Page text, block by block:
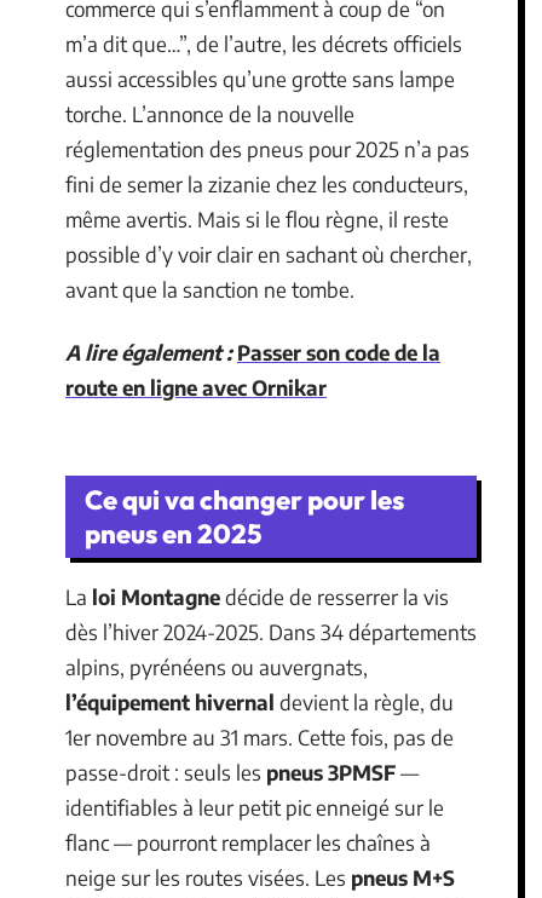
commerce qui s’enflamment à coup de “on
m’a dit que…”, de l’autre, les décrets officiels
aussi accessibles qu’une grotte sans lampe
torche. L’annonce de la nouvelle
réglementation des pneus pour 2025 n’a pas
fini de semer la zizanie chez les conducteurs,
même avertis. Mais si le flou règne, il reste
possible d’y voir clair en sachant où chercher,
avant que la sanction ne tombe.
A lire également : Passer son code de la
route en ligne avec Ornikar
Ce qui va changer pour les
pneus en 2025
La loi Montagnedécide de resserrer la vis
dès l’hiver 2024-2025. Dans 34 départements
alpins, pyrénéens ou auvergnats,
l’équipement hivernal devient la règle, du
1er novembre au 31 mars. Cette fois, pas de
passe-droit : seuls les pneus 3PMSF—
identifiables à leur petit pic enneigé sur le
flanc — pourront remplacer les chaînes à
neige sur les routes visées. Les pneus M+S